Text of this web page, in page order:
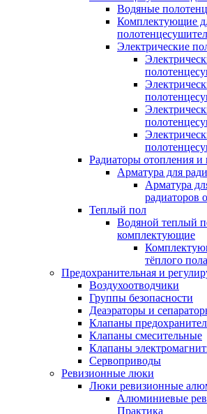
Водяные
Комплектующие
Электрические
Радиаторы отопления
Арматура для
Арматура
радиаторов
Теплый пол
Водяной теплый
комплектующие
тёплого пола
Предохранительная и
Воздухоотводчики
Группы безопасности
Деаэраторы и
Клапаны
Клапаны смесительные
Клапаны
Сервоприводы
Ревизионные люки
Люки ревизионные
Алюминиевые
Практика